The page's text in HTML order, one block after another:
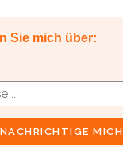
Sie mich über:
MICH